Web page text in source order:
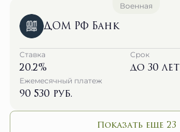
Военная
ДОМ РФ Банк
Ставка
20.2%
Срок
до 30 лет
Ежемесячный платеж
90 530 руб.
Показать еще 23